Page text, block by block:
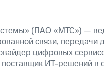
(ПАО «МТС») —
связи, передачи
цифровых
ИТ-решений в